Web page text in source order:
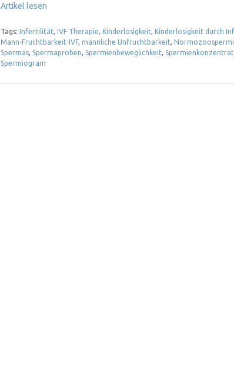
Artikel lesen
Tags: Infertilität, IVF Therapie, Kinderlosigkeit, Kinderlosigkeit durch
Mann-Fruchtbarkeit-IVF, männliche Unfruchtbarkeit,
Spermas, Spermaproben, Spermienbeweglichkeit,
Spermiogram